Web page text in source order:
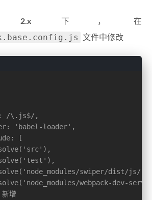
2.x 下，在
文件中修改
/\.js$/,
'babel-loader',
[
swiper/dist/js/
webpack-dev-
增